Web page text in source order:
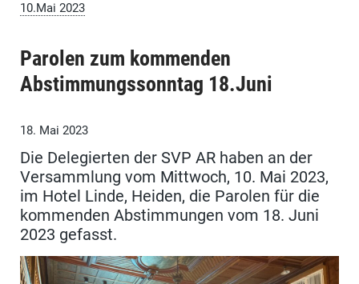
10.Mai 2023
Parolen zum kommenden
Abstimmungssonntag 18.Juni
18. Mai 2023
Die Delegierten der SVP AR haben an der
Versammlung vom Mittwoch, 10. Mai 2023,
im Hotel Linde, Heiden, die Parolen für die
kommenden Abstimmungen vom 18. Juni
2023 gefasst.